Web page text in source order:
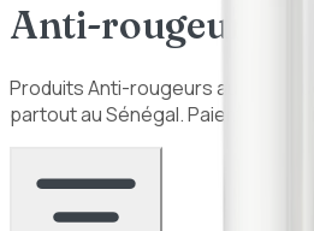
Anti-rougeurs
ProduitsAnti-rougeurs
partout au Sénégal. Paiement à la